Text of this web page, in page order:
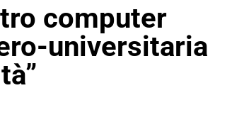
computer
universitaria